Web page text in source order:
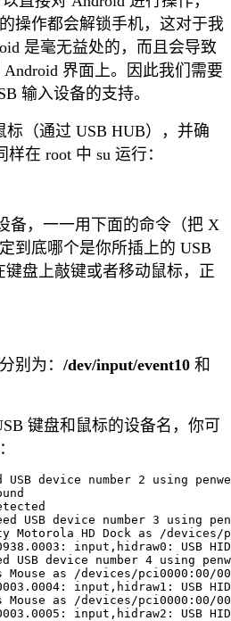
操作都会解锁手机，这对于我
是毫无益处的，而且会导致
Android 界面上。因此我们需要
输入设备的支持。
标（通过 USB HUB），并确
在 root 中 su 运行：
备，一一用下面的命令（把 X
到底哪个是你所插上的 USB
键盘上敲键或者移动鼠标，正
别为： /dev/input/event10 和
键盘和鼠标的设备名，你可
device number 2 using
USB device number 3 using
Motorola HD Dock as /
input,hidraw0: USB
USB device number 4 using
Mouse as /devices/
input,hidraw1: USB
Mouse as /devices/
input,hidraw2: USB